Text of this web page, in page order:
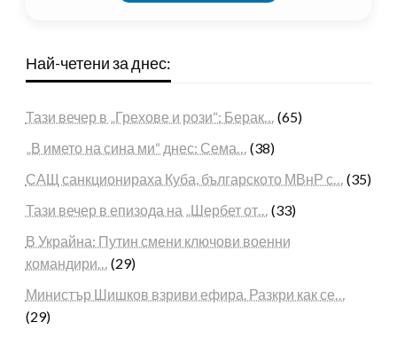
Най-четени за днес:
Тази вечер в „Грехове и рози“: Берак… (65)
„В името на сина ми“ днес: Сема… (38)
САЩ санкционираха Куба, българското МВнР с… (35)
Тази вечер в епизода на „Шербет от… (33)
В Украйна: Путин смени ключови военни
командири… (29)
Министър Шишков взриви ефира. Разкри как се…
(29)